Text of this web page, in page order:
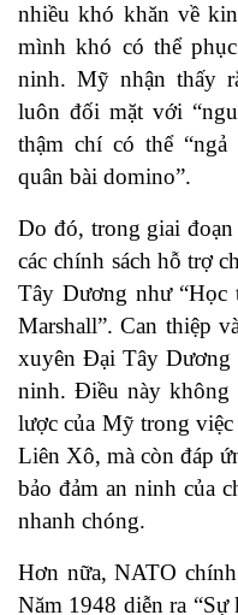
nhiều khó khăn về
mình khó có thể
ninh. Mỹ nhận thấy
luôn đối mặt với
thậm chí có thể
quân bài domino”.
Do đó, trong giai
các chính sách hỗ trợ
Tây Dương như “Học
Marshall”. Can thiệp
xuyên Đại Tây Dương
ninh. Điều này
lược của Mỹ trong
Liên Xô, mà còn đáp
bảo đảm an ninh của
nhanh
Hơn nữa, NATO
Năm 1948 diễn ra “Sự